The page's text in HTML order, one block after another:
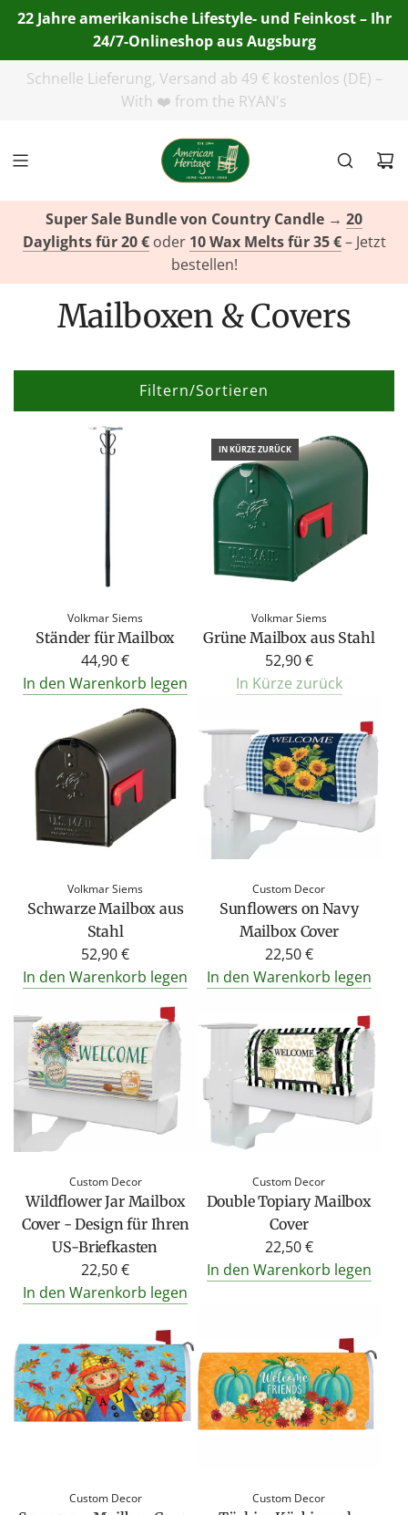
22 Jahre amerikanische Lifestyle- und Feinkost – Ihr
24/7-Onlineshop aus Augsburg
Telefon:+49(0)821 455 254 00 | E-Mail:info@american-
heritage.de| WhatsApp:+49(0)151 116 719 10
Super Sale Bundle von Country Candle → 20
Daylights für 20 €oder 10 Wax Melts für 35 €– Jetzt
bestellen!
Mailboxen & Covers
Filtern/Sortieren
Volkmar Siems
Ständer für Mailbox
44,90 €
In den Warenkorb legen
IN KÜRZE ZURÜCK
Volkmar Siems
Grüne Mailbox aus Stahl
52,90 €
In Kürze zurück
Volkmar Siems
Schwarze Mailbox aus
Stahl
52,90 €
In den Warenkorb legen
Custom Decor
Sunflowers on Navy
Mailbox Cover
22,50 €
In den Warenkorb legen
Custom Decor
Wildflower Jar Mailbox
Cover - Design für Ihren
US-Briefkasten
22,50 €
In den Warenkorb legen
Custom Decor
Double Topiary Mailbox
Cover
22,50 €
In den Warenkorb legen
Custom Decor Custom Decor